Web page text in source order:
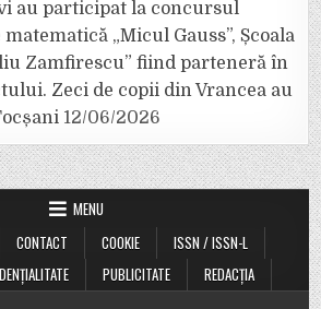
au participat la concursul
„Micul Gauss”, Școala
Zamfirescu” fiind parteneră în
Zeci de copii din Vrancea au
12/06/2026
MENU
CONTACT COOKIE
ISSN / ISSN-L
PUBLICITATE REDACȚIA